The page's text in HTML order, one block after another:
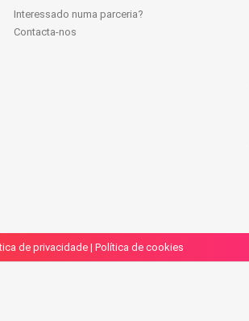
Interessado numa parceria?
Contacta-nos
de privacidade| Política de cookies